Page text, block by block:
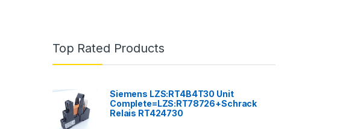
Top Rated Products
Siemens LZS:RT4B4T30 Unit
Complete=LZS:RT78726+Schrack
Relais RT424730